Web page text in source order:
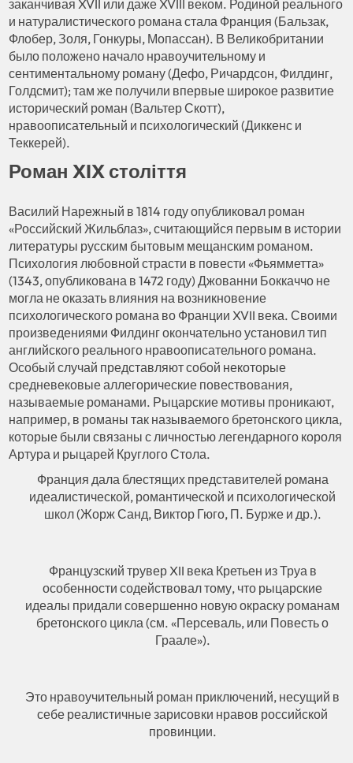
заканчивая XVII или даже XVIII веком. Родиной реального
и натуралистического романа стала Франция (Бальзак,
Флобер, Золя, Гонкуры, Мопассан). В Великобритании
было положено начало нравоучительному и
сентиментальному роману (Дефо, Ричардсон, Филдинг,
Голдсмит); там же получили впервые широкое развитие
исторический роман (Вальтер Скотт),
нравоописательный и психологический (Диккенс и
Теккерей).
Роман XIX століття
Василий Нарежный в 1814 году опубликовал роман
«Российский Жильблаз», считающийся первым в истории
литературы русским бытовым мещанским романом.
Психология любовной страсти в повести «Фьямметта»
(1343, опубликована в 1472 году) Джованни Боккаччо не
могла не оказать влияния на возникновение
психологического романа во Франции XVII века. Своими
произведениями Филдинг окончательно установил тип
английского реального нравоописательного романа.
Особый случай представляют собой некоторые
средневековые аллегорические повествования,
называемые романами. Рыцарские мотивы проникают,
например, в романы так называемого бретонского цикла,
которые были связаны с личностью легендарного короля
Артура и рыцарей Круглого Стола.
Франция дала блестящих представителей романа
идеалистической, романтической и психологической
школ (Жорж Санд, Виктор Гюго, П. Бурже и др.).
Французский трувер XII века Кретьен из Труа в
особенности содействовал тому, что рыцарские
идеалы придали совершенно новую окраску романам
бретонского цикла (см. «Персеваль, или Повесть о
Граале»).
Это нравоучительный роман приключений, несущий в
себе реалистичные зарисовки нравов российской
провинции.